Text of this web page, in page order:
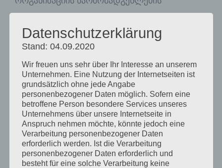
მოახლოებულ არჩევნებზე მანიპულაციის
დისკუსია, გარდა წინასაარჩევნო
პროცესებისა, ასევე შეეხებოდა არჩევნების
დღეს ემიგრანტების პროცესებში
მაქსიმალურად ჩართვას და მათთვის
საარჩევნო უბნების სიხშირის გაზრდას.
Datenschutzerklärung
Stand: 04.09.2020
Wir freuen uns sehr über Ihr Interesse an unserem
Unternehmen. Eine Nutzung der Internetseiten ist
grundsätzlich ohne jede Angabe
personenbezogener Daten möglich. Sofern eine
betroffene Person besondere Services unseres
Unternehmens über unsere Internetseite in
Anspruch nehmen möchte, könnte jedoch eine
Verarbeitung personenbezogener Daten
erforderlich werden. Ist die Verarbeitung
personenbezogener Daten erforderlich und
besteht für eine solche Verarbeitung keine